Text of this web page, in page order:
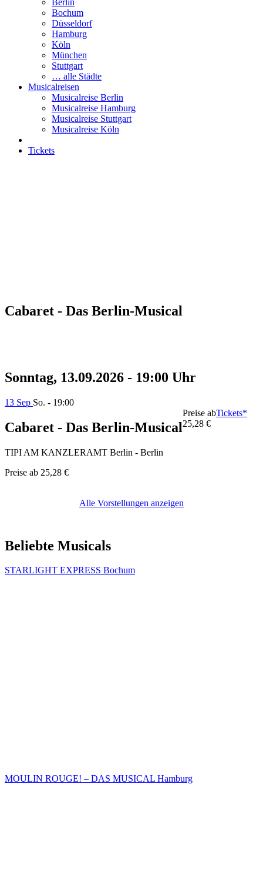
Berlin
Bochum
Düsseldorf
Hamburg
Köln
München
Stuttgart
… alle Städte
Musicalreisen
Musicalreise Berlin
Musicalreise Hamburg
Musicalreise Stuttgart
Musicalreise Köln
Tickets
Cabaret - Das Berlin-Musical
Sonntag, 13.09.2026 - 19:00 Uhr
13 Sep So. - 19:00
Cabaret - Das Berlin-Musical
TIPI AM KANZLERAMT Berlin - Berlin
Preise ab 25,28 €
Preise ab
25,28 €
Tickets*
Alle Vorstellungen anzeigen
Beliebte Musicals
STARLIGHT EXPRESS Bochum
MOULIN ROUGE! – DAS MUSICAL Hamburg